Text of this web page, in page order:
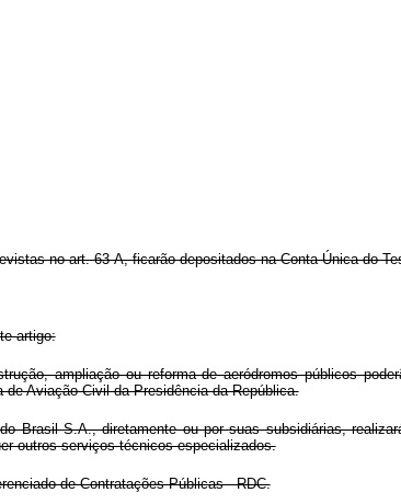
no art. 63-A, ficarão depositados na Conta Única do
artigo:
ampliação ou reforma de aeródromos públicos
Aviação Civil da Presidência da República.
Brasil S.A., diretamente ou por suas subsidiárias,
outros serviços técnicos especializados.
de Contratações Públicas - RDC.